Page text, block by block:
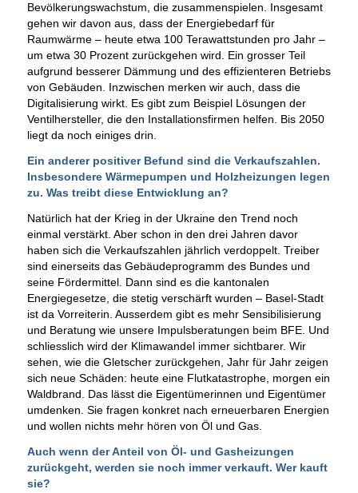
Bevölkerungswachstum, die zusammenspielen. Insgesamt
gehen wir davon aus, dass der Energiebedarf für
Raumwärme – heute etwa 100 Terawattstunden pro Jahr –
um etwa 30 Prozent zurückgehen wird. Ein grosser Teil
aufgrund besserer Dämmung und des effizienteren Betriebs
von Gebäuden. Inzwischen merken wir auch, dass die
Digitalisierung wirkt. Es gibt zum Beispiel Lösungen der
Ventilhersteller, die den Installationsfirmen helfen. Bis 2050
liegt da noch einiges drin.
Ein anderer positiver Befund sind die Verkaufszahlen.
Insbesondere Wärmepumpen und Holzheizungen legen
zu. Was treibt diese Entwicklung an?
Natürlich hat der Krieg in der Ukraine den Trend noch
einmal verstärkt. Aber schon in den drei Jahren davor
haben sich die Verkaufszahlen jährlich verdoppelt. Treiber
sind einerseits das Gebäudeprogramm des Bundes und
seine Fördermittel. Dann sind es die kantonalen
Energiegesetze, die stetig verschärft wurden – Basel-Stadt
ist da Vorreiterin. Ausserdem gibt es mehr Sensibilisierung
und Beratung wie unsere Impulsberatungen beim BFE. Und
schliesslich wird der Klimawandel immer sichtbarer. Wir
sehen, wie die Gletscher zurückgehen, Jahr für Jahr zeigen
sich neue Schäden: heute eine Flutkatastrophe, morgen ein
Waldbrand. Das lässt die Eigentümerinnen und Eigentümer
umdenken. Sie fragen konkret nach erneuerbaren Energien
und wollen nichts mehr hören von Öl und Gas.
Auch wenn der Anteil von Öl- und Gasheizungen
zurückgeht, werden sie noch immer verkauft. Wer kauft
sie?